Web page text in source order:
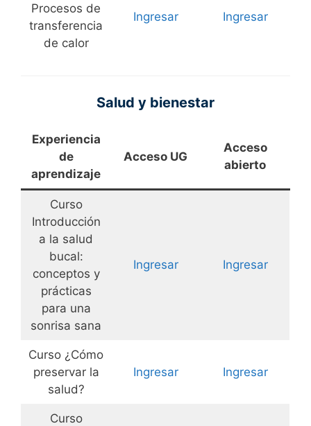
Procesos de
transferencia
de calor
Ingresar Ingresar
Salud y bienestar
Experiencia
de
aprendizaje
Acceso UG
Acceso
abierto
Curso
Introducción
a la salud
bucal:
conceptos y
prácticas
para una
sonrisa sana
Ingresar Ingresar
Curso ¿Cómo
preservar la
salud?
Ingresar Ingresar
Curso